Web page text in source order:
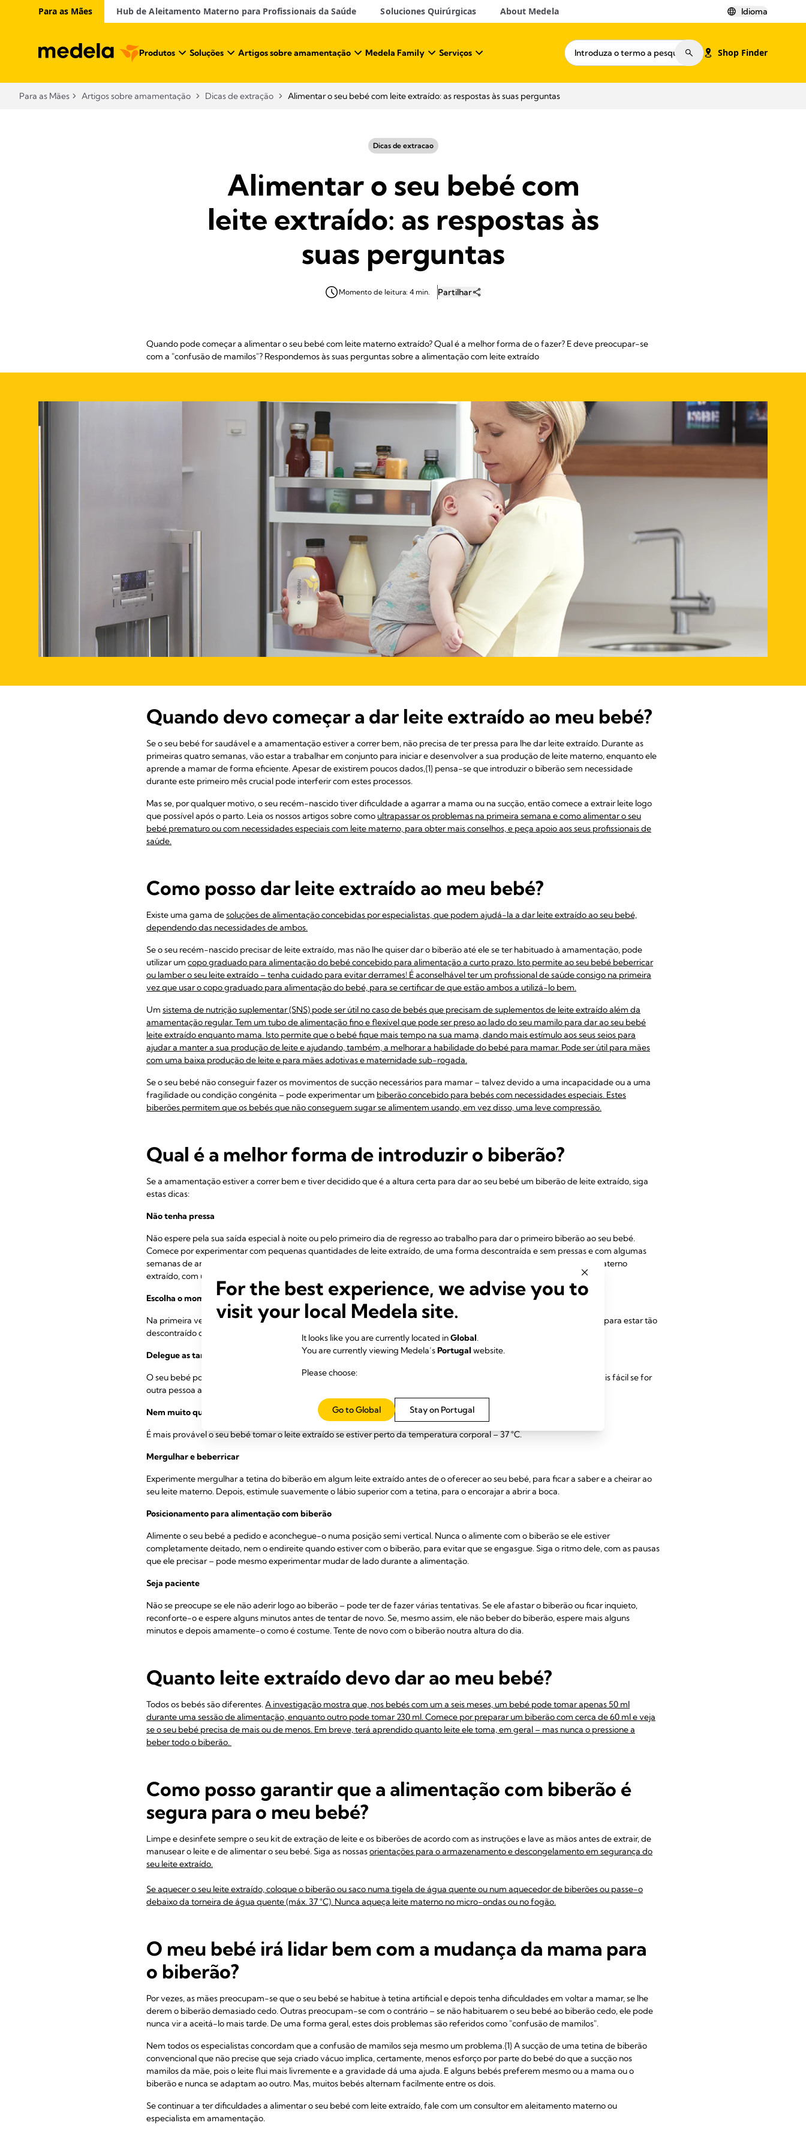
Para as Mães Hub de Aleitamento Materno para Profissionais da Saúde​ Soluciones Quirúrgicas About Medela Idioma
Produtos Soluções Artigos sobre amamentação​ Medela Family Serviços Shop Finder
Para as Mães Artigos sobre amamentação​ Dicas de extração Alimentar o seu bebé com leite extraído: as respostas às suas perguntas
Dicas de extracao
Alimentar o seu bebé com
leite extraído: as respostas às
suas perguntas
Momento de leitura: 4 min. Partilhar
Quando pode começar a alimentar o seu bebé com leite materno extraído? Qual é a melhor forma de o fazer? E deve preocupar-se
com a "confusão de mamilos"? Respondemos às suas perguntas sobre a alimentação com leite extraído
Quando devo começar a dar leite extraído ao meu bebé?
Se o seu bebé for saudável e a amamentação estiver a correr bem, não precisa de ter pressa para lhe dar leite extraído. Durante as
primeiras quatro semanas, vão estar a trabalhar em conjunto para iniciar e desenvolver a sua produção de leite materno, enquanto ele
aprende a mamar de forma eficiente. Apesar de existirem poucos dados,{1} pensa-se que introduzir o biberão sem necessidade
durante este primeiro mês crucial pode interferir com estes processos.
Mas se, por qualquer motivo, o seu recém-nascido tiver dificuldade a agarrar a mama ou na sucção, então comece a extrair leite logo
que possível após o parto. Leia os nossos artigos sobre como ultrapassar os problemas na primeira semana e como alimentar o seu
bebé prematuro ou com necessidades especiais com leite materno, para obter mais conselhos, e peça apoio aos seus profissionais de
saúde.
Como posso dar leite extraído ao meu bebé?
Existe uma gama desoluções de alimentação concebidas por especialistas, que podem ajudá-la a dar leite extraído ao seu bebé,
dependendo das necessidades de ambos.
Se o seu recém-nascido precisar de leite extraído, mas não lhe quiser dar o biberão até ele se ter habituado à amamentação, pode
utilizar um copo graduado para alimentação do bebé concebido para alimentação a curto prazo. Isto permite ao seu bebé beberricar
ou lamber o seu leite extraído – tenha cuidado para evitar derrames! É aconselhável ter um profissional de saúde consigo na primeira
vez que usar o copo graduado para alimentação do bebé, para se certificar de que estão ambos a utilizá-lo bem.
Um sistema de nutrição suplementar (SNS) pode ser útil no caso de bebés que precisam de suplementos de leite extraído além da
amamentação regular. Tem um tubo de alimentação fino e flexível que pode ser preso ao lado do seu mamilo para dar ao seu bebé
leite extraído enquanto mama. Isto permite que o bebé fique mais tempo na sua mama, dando mais estímulo aos seus seios para
ajudar a manter a sua produção de leite e ajudando, também, a melhorar a habilidade do bebé para mamar. Pode ser útil para mães
com uma baixa produção de leite e para mães adotivas e maternidade sub-rogada.
Se o seu bebé não conseguir fazer os movimentos de sucção necessários para mamar – talvez devido a uma incapacidade ou a uma
fragilidade ou condição congénita – pode experimentar um biberão concebido para bebés com necessidades especiais. Estes
biberões permitem que os bebés que não conseguem sugar se alimentem usando, em vez disso, uma leve compressão.
Qual é a melhor forma de introduzir o biberão?
Se a amamentação estiver a correr bem e tiver decidido que é a altura certa para dar ao seu bebé um biberão de leite extraído, siga
estas dicas:
Não tenha pressa
Não espere pela sua saída especial à noite ou pelo primeiro dia de regresso ao trabalho para dar o primeiro biberão ao seu bebé.
Comece por experimentar com pequenas quantidades de leite extraído, de uma forma descontraída e sem pressas e com algumas
semanas de antecedência. Vá continuando de forma gradual até fazer uma sessão de alimentação completa de leite materno
extraído, com um biberão.
Escolha o momento
Na primeira vez que lhe der um biberão de leite extraído, o ideal é o seu bebé estar desperto, mas não com muita fome, para estar tão
descontraído quanto possível.
Delegue as tarefas de alimentação
O seu bebé pode ficar confuso ou frustrado quando lhe der um biberão, pois está habituado à sua mama. Poderá ser mais fácil se for
outra pessoa a dar-lhe o primeiro biberão e se não estiver na sala, para ele não a ver nem sentir o seu cheiro.
Nem muito quente, nem muito frio
É mais provável o seu bebé tomar o leite extraído se estiver perto da temperatura corporal – 37 °C.
Mergulhar e beberricar
Experimente mergulhar a tetina do biberão em algum leite extraído antes de o oferecer ao seu bebé, para ficar a saber e a cheirar ao
seu leite materno. Depois, estimule suavemente o lábio superior com a tetina, para o encorajar a abrir a boca.
Posicionamento para alimentação com biberão
Alimente o seu bebé a pedido e aconchegue-o numa posição semi vertical. Nunca o alimente com o biberão se ele estiver
completamente deitado, nem o endireite quando estiver com o biberão, para evitar que se engasgue. Siga o ritmo dele, com as pausas
que ele precisar – pode mesmo experimentar mudar de lado durante a alimentação.
Seja paciente
Não se preocupe se ele não aderir logo ao biberão – pode ter de fazer várias tentativas. Se ele afastar o biberão ou ficar inquieto,
reconforte-o e espere alguns minutos antes de tentar de novo. Se, mesmo assim, ele não beber do biberão, espere mais alguns
minutos e depois amamente-o como é costume. Tente de novo com o biberão noutra altura do dia.
Quanto leite extraído devo dar ao meu bebé?
Todos os bebés são diferentes. A investigação mostra que, nos bebés com um a seis meses, um bebé pode tomar apenas 50 ml
durante uma sessão de alimentação, enquanto outro pode tomar 230 ml. Comece por preparar um biberão com cerca de 60 ml e veja
se o seu bebé precisa de mais ou de menos. Em breve, terá aprendido quanto leite ele toma, em geral – mas nunca o pressione a
beber todo o biberão.
Como posso garantir que a alimentação com biberão é
segura para o meu bebé?
Limpe e desinfete sempre o seu kit de extração de leite e os biberões de acordo com as instruções e lave as mãos antes de extrair, de
manusear o leite e de alimentar o seu bebé. Siga as nossasorientações para o armazenamento e descongelamento em segurança do
seu leite extraído.
Se aquecer o seu leite extraído, coloque o biberão ou saco numa tigela de água quente ou num aquecedor de biberões ou passe-o
debaixo da torneira de água quente (máx. 37 °C). Nunca aqueça leite materno no micro-ondas ou no fogão.
O meu bebé irá lidar bem com a mudança da mama para
o biberão?
Por vezes, as mães preocupam-se que o seu bebé se habitue à tetina artificial e depois tenha dificuldades em voltar a mamar, se lhe
derem o biberão demasiado cedo. Outras preocupam-se com o contrário – se não habituarem o seu bebé ao biberão cedo, ele pode
nunca vir a aceitá-lo mais tarde. De uma forma geral, estes dois problemas são referidos como "confusão de mamilos".
Nem todos os especialistas concordam que a confusão de mamilos seja mesmo um problema.{1} A sucção de uma tetina de biberão
convencional que não precise que seja criado vácuo implica, certamente, menos esforço por parte do bebé do que a sucção nos
mamilos da mãe, pois o leite flui mais livremente e a gravidade dá uma ajuda. E alguns bebés preferem mesmo ou a mama ou o
biberão e nunca se adaptam ao outro. Mas, muitos bebés alternam facilmente entre os dois.
Se continuar a ter dificuldades a alimentar o seu bebé com leite extraído, fale com um consultor em aleitamento materno ou
especialista em amamentação.
For the best experience, we advise you to
visit your local Medela site.
It looks like you are currently located inGlobal.
You are currently viewing Medela’sPortugal website.
Please choose:
Stay on Portugal
Go to Global